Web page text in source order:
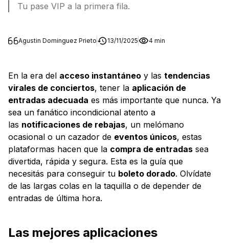
Tu pase VIP a la primera fila.
Agustin Dominguez Prieto 13/11/2025 4 min
En la era del acceso instantáneo y las tendencias
virales de conciertos, tener la aplicación de
entradas adecuada es más importante que nunca. Ya
sea un fanático incondicional atento a
las notificaciones de rebajas, un melómano
ocasional o un cazador de eventos únicos, estas
plataformas hacen que la compra de entradas sea
divertida, rápida y segura. Esta es la guía que
necesitás para conseguir tu boleto dorado. Olvídate
de las largas colas en la taquilla o de depender de
entradas de última hora.
Las mejores aplicaciones